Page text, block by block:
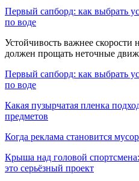
Первый сапборд: как выбрать
по воде
Устойчивость важнее
должен прощать неточные
Первый сапборд: как выбрать
по воде
Какая пузырчатая пленка
предметов
Когда реклама становится
Крыша над головой
это серьёзный проект